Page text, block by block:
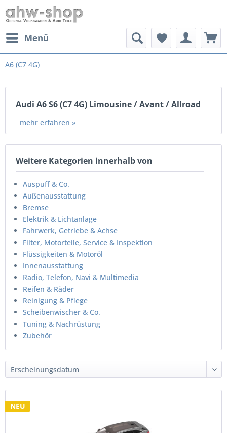
Menü
A6 (C7 4G)
Audi A6 S6 (C7 4G) Limousine / Avant / Allroad
mehr erfahren »
Weitere Kategorien innerhalb von
Auspuff & Co.
Außenausstattung
Bremse
Elektrik & Lichtanlage
Fahrwerk, Getriebe & Achse
Filter, Motorteile, Service & Inspektion
Flüssigkeiten & Motoröl
Innenausstattung
Radio, Telefon, Navi & Multimedia
Reifen & Räder
Reinigung & Pflege
Scheibenwischer & Co.
Tuning & Nachrüstung
Zubehör
NEU